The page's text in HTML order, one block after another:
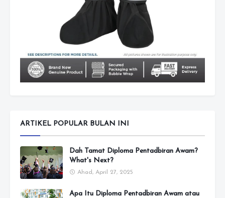
ARTIKEL POPULAR BULAN INI
Dah Tamat Diploma Pentadbiran Awam?
What's Next?
Ahad, April 27, 2025
Apa Itu Diploma Pentadbiran Awam atau